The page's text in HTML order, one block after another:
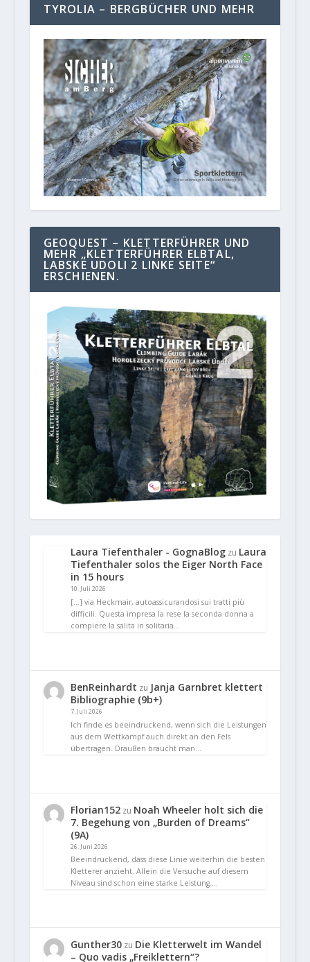
TYROLIA – BERGBÜCHER UND MEHR
GEOQUEST – KLETTERFÜHRER UND
MEHR „KLETTERFÜHRER ELBTAL,
LABSKE UDOLI 2 LINKE SEITE“
ERSCHIENEN.
Laura Tiefenthaler - GognaBlogzu Laura
Tiefenthaler solos the Eiger North Face
in 15 hours
10. Juli 2026
[…] via Heckmair, autoassicurandosi sui tratti più
difficili. Questa impresa la rese la seconda donna a
compiere la salita in solitaria…
BenReinhardt zu Janja Garnbret klettert
Bibliographie (9b+)
7. Juli 2026
Ich finde es beeindruckend, wenn sich die Leistungen
aus dem Wettkampf auch direkt an den Fels
übertragen. Draußen braucht man…
Florian152zu Noah Wheeler holt sich die
7. Begehung von „Burden of Dreams“
(9A)
26. Juni 2026
Beeindruckend, dass diese Linie weiterhin die besten
Kletterer anzieht. Allein die Versuche auf diesem
Niveau sind schon eine starke Leistung.…
Gunther30zu Die Kletterwelt im Wandel
– Quo vadis „Freiklettern“?